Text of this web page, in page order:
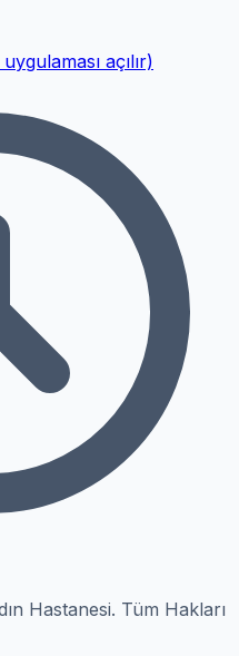
açılır)
Hastanesi. Tüm Hakları